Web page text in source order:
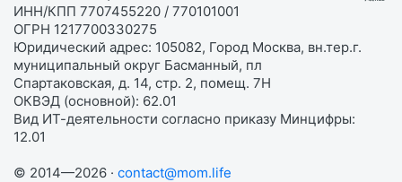
ИНН/КПП 7707455220 / 770101001
ОГРН 1217700330275
Юридический адрес: 105082, Город Москва, вн.тер.г.
муниципальный округ Басманный, пл
Спартаковская, д. 14, стр. 2, помещ. 7Н
ОКВЭД (основной): 62.01
Вид ИТ-деятельности согласно приказу Минцифры:
12.01
© 2014—2026 · contact@mom.life